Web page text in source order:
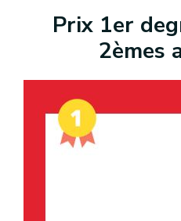
Prix 1er
2èmes